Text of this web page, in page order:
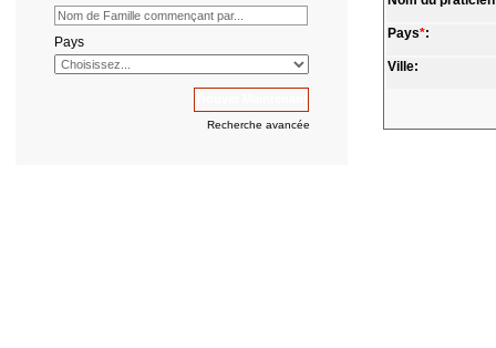
Pays
Recherche avancée
Pays*:
Ville: